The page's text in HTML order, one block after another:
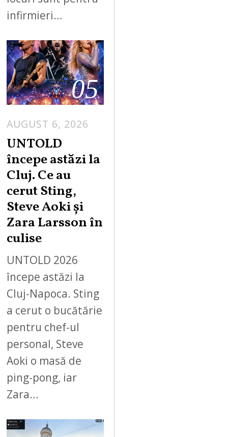
infirmieri…
05
AUGUST 6, 2026
UNTOLD
începe astăzi la
Cluj. Ce au
cerut Sting,
Steve Aoki și
Zara Larsson în
culise
UNTOLD 2026
începe astăzi la
Cluj-Napoca. Sting
a cerut o bucătărie
pentru chef-ul
personal, Steve
Aoki o masă de
ping-pong, iar
Zara…